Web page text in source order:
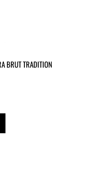
BRUT TRADITION